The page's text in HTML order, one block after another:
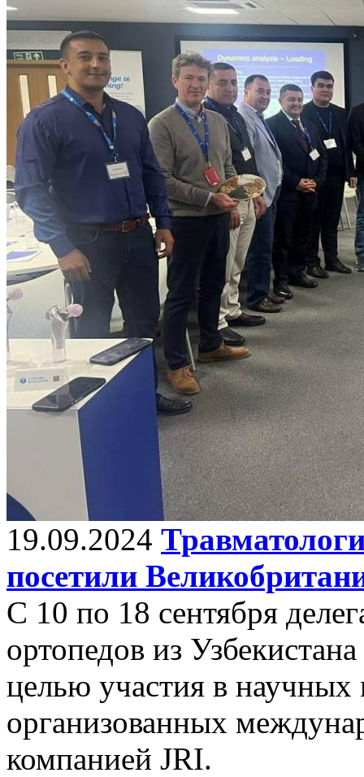
19.09.2024
посетили
С 10 по 18 сентября
ортопедов из
целью участия в научных
организованных
компанией JRI.